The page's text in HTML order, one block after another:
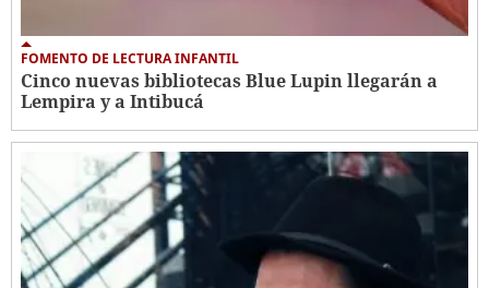
FOMENTO DE LECTURA INFANTIL
Cinco nuevas bibliotecas Blue Lupin llegarán a
Lempira y a Intibucá